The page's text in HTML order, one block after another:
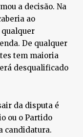
a decisão. Na
ao
De qualquer
tem maioria
desqualificado
da disputa é
ou o Partido
candidatura.